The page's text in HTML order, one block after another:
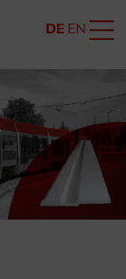
DE EN